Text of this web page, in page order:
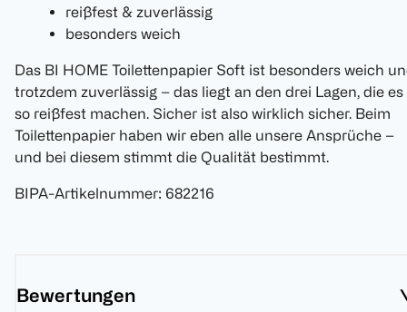
reißfest & zuverlässig
besonders weich
Das BI HOME Toilettenpapier Soft ist besonders weich
trotzdem zuverlässig – das liegt an den drei Lagen, die es
so reißfest machen. Sicher ist also wirklich sicher. Beim
Toilettenpapier haben wir eben alle unsere Ansprüche –
und bei diesem stimmt die Qualität bestimmt.
BIPA-Artikelnummer: 682216
Bewertungen